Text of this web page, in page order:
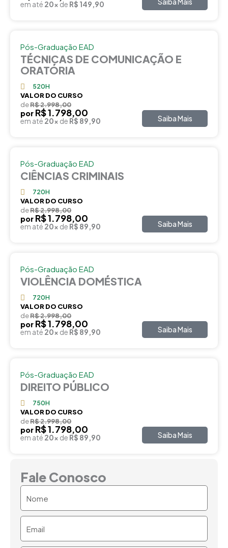
em até 20xde R$ 149,90 Saiba Mais
Pós-Graduação EAD
TÉCNICAS DE COMUNICAÇÃO E
ORATÓRIA
520H
VALOR DO CURSO
deR$ 2.998,00
por R$ 1.798,00
em até 20x de R$ 89,90 Saiba Mais
Pós-Graduação EAD
CIÊNCIAS CRIMINAIS
720H
VALOR DO CURSO
deR$ 2.998,00
por R$ 1.798,00
em até 20x de R$ 89,90 Saiba Mais
Pós-Graduação EAD
VIOLÊNCIA DOMÉSTICA
720H
VALOR DO CURSO
deR$ 2.998,00
por R$ 1.798,00
em até 20x de R$ 89,90 Saiba Mais
Pós-Graduação EAD
DIREITO PÚBLICO
750H
VALOR DO CURSO
deR$ 2.998,00
por R$ 1.798,00
em até 20x de R$ 89,90 Saiba Mais
Fale Conosco